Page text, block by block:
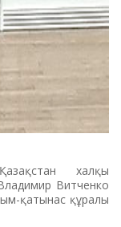
халқы
Витченко
қатынас құралы